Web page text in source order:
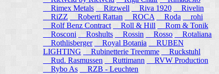
Rimex Metals
Ritzwell Riva 1920
Rivelin
RiZZ
Roberti Rattan ROCA Roda
rohi
Rolf Benz Contract
Roll & Hill
Rom & Tonik
Rosconi Roshults Rossin Rosso
Rotaliana
Rothlisberger
Royal Botania
RUBEN
LIGHTING
Rubinetterie Treemme
Ruckstuhl
Rud. Rasmussen
Ruttimann
RVW Production
Rybo As
RZB - Leuchten